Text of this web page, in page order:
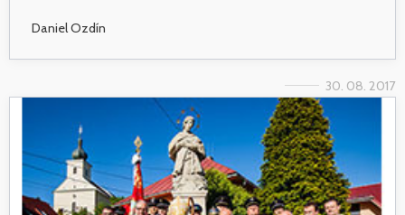
Daniel Ozdín
30. 08. 2017